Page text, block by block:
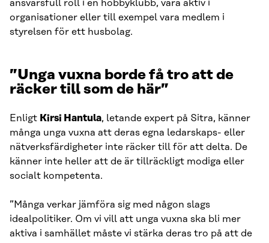
ansvarsfull roll i en hobbyklubb, vara aktiv i
organisationer eller till exempel vara medlem i
styrelsen för ett husbolag.
”Unga vuxna borde få tro att de
räcker till som de här”
Enligt Kirsi Hantula, letande expert på Sitra, känner
många unga vuxna att deras egna ledarskaps- eller
nätverksfärdigheter inte räcker till för att delta. De
känner inte heller att de är tillräckligt modiga eller
socialt kompetenta.
”Många verkar jämföra sig med någon slags
idealpolitiker. Om vi vill att unga vuxna ska bli mer
aktiva i samhället måste vi stärka deras tro på att de